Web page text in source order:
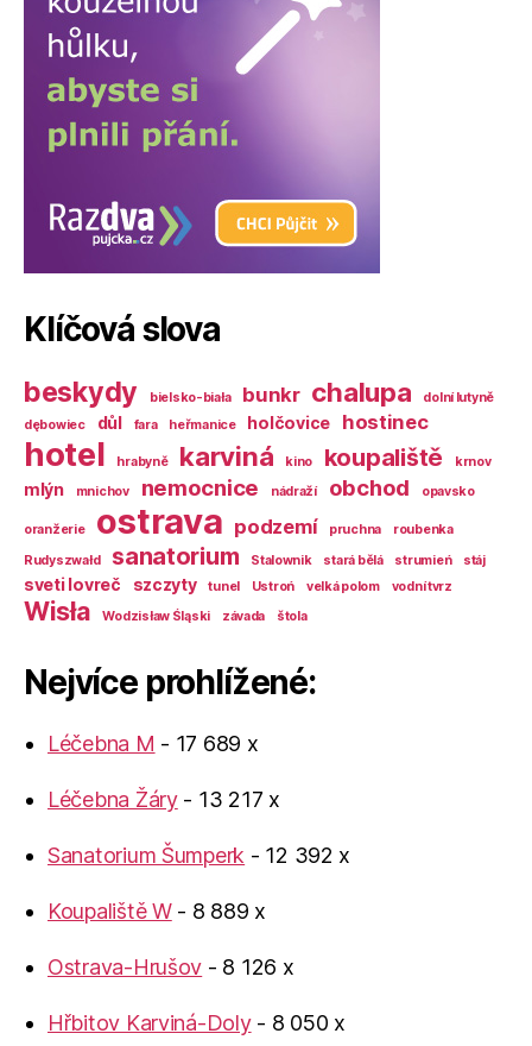
Klíčová slova
beskydy bielsko-biała bunkr chalupa
dolní lutyně
dębowiec
důl fara heřmanice holčovice hostinec
hotel hrabyně karviná kino koupaliště krnov
mlýn mnichov nemocnice nádraží obchod opavsko
oranžerie ostrava podzemí pruchna
roubenka
Rudyszwałd
sanatorium Stalownik stará bělá strumień stáj
sveti lovreč szczyty tunel Ustroń velká polom vodní tvrz
Wisła Wodzisław Śląski závada štola
Nejvíce prohlížené:
Léčebna M - 17 689 x
Léčebna Žáry- 13 217 x
Sanatorium Šumperk - 12 392 x
Koupaliště W- 8 889 x
Ostrava-Hrušov - 8 126 x
Hřbitov Karviná-Doly- 8 050 x